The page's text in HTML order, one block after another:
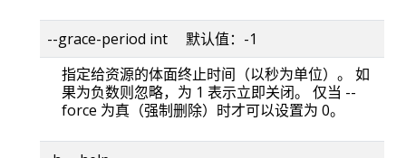
--grace-period int 默认值：-1
指定给资源的体面终止时间（以秒为单位）。 如
果为负数则忽略，为 1 表示立即关闭。 仅当 --
force 为真（强制删除）时才可以设置为 0。